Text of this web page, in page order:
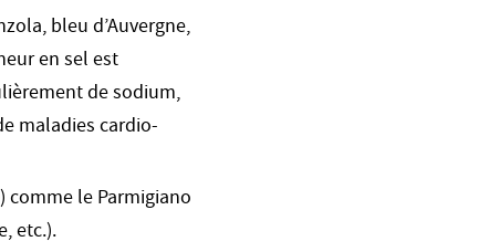
bleu d’Auvergne,
en sel est
de sodium,
maladies cardio-
comme le Parmigiano
etc.).